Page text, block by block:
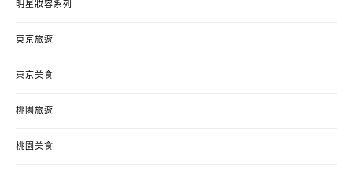
明星妝容系列
東京旅遊
東京美食
桃園旅遊
桃園美食